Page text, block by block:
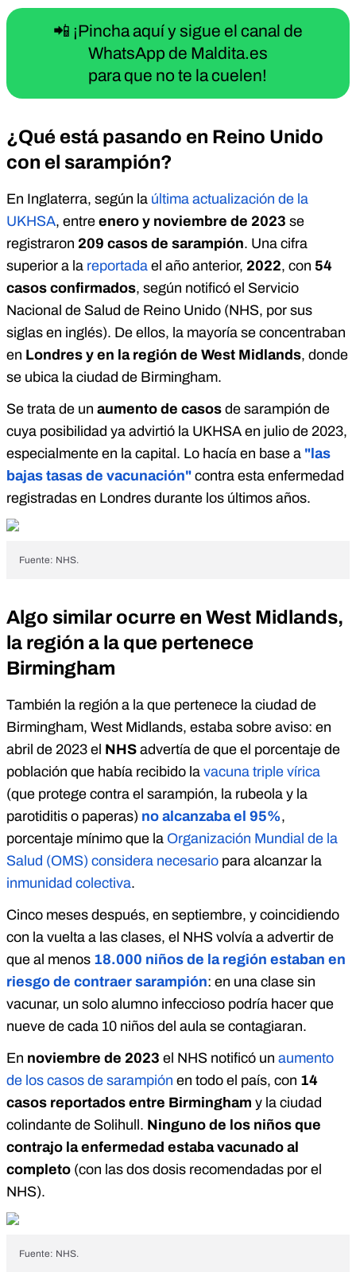
📲 ¡Pincha aquí y sigue el canal de
WhatsApp de Maldita.es
para que no te la cuelen!
¿Qué está pasando en Reino Unido
con el sarampión?
En Inglaterra, según la última actualización de la
UKHSA, entre enero y noviembre de 2023 se
registraron 209 casos de sarampión. Una cifra
superior a la reportada el año anterior, 2022, con 54
casos confirmados, según notificó el Servicio
Nacional de Salud de Reino Unido (NHS, por sus
siglas en inglés). De ellos, la mayoría se concentraban
en Londres y en la región de West Midlands, donde
se ubica la ciudad de Birmingham.
Se trata de un aumento de casos de sarampión de
cuya posibilidad ya advirtió la UKHSA en julio de 2023,
especialmente en la capital. Lo hacía en base a "las
bajas tasas de vacunación" contra esta enfermedad
registradas en Londres durante los últimos años.
Fuente: NHS.
Algo similar ocurre en West Midlands,
la región a la que pertenece
Birmingham
También la región a la que pertenece la ciudad de
Birmingham, West Midlands, estaba sobre aviso: en
abril de 2023 el NHS advertía de que el porcentaje de
población que había recibido la vacuna triple vírica
(que protege contra el sarampión, la rubeola y la
parotiditis o paperas) no alcanzaba el 95%,
porcentaje mínimo que la Organización Mundial de la
Salud (OMS) considera necesario para alcanzar la
inmunidad colectiva.
Cinco meses después, en septiembre, y coincidiendo
con la vuelta a las clases, el NHS volvía a advertir de
que al menos 18.000 niños de la región estaban en
riesgo de contraer sarampión: en una clase sin
vacunar, un solo alumno infeccioso podría hacer que
nueve de cada 10 niños del aula se contagiaran.
En noviembre de 2023 el NHS notificó un aumento
de los casos de sarampión en todo el país, con 14
casos reportados entre Birmingham y la ciudad
colindante de Solihull. Ninguno de los niños que
contrajo la enfermedad estaba vacunado al
completo (con las dos dosis recomendadas por el
NHS).
Fuente: NHS.